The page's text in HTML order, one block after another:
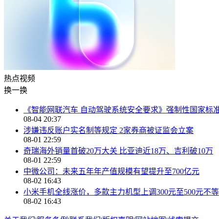
热点视频
换一换
《智能网联汽车 自动驾驶系统安全要求》强制性国家标
08-04 20:37
涉嫌违反账户实名制等规定 2家券商被证监会立案
08-01 22:59
奇瑞海外销量首破20万大关 比亚迪近18万、吉利破10万
08-01 22:59
中微公司：未来五年年产值规模有望提升至700亿元
08-02 16:43
小米手机全线涨价，多款主力机型上调300元至500元不等
08-02 16:43